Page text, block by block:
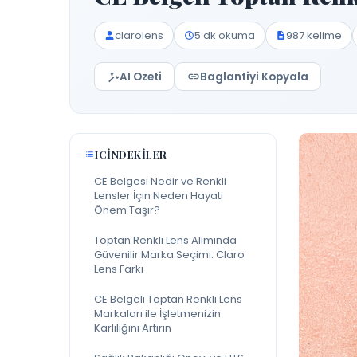
clarolens 5 dk okuma 987 kelime
AI Ozeti Baglantiyi Kopyala
ICINDEKILER
CE Belgesi Nedir ve Renkli
Lensler İçin Neden Hayati
Önem Taşır?
Toptan Renkli Lens Alımında
Güvenilir Marka Seçimi: Claro
Lens Farkı
CE Belgeli Toptan Renkli Lens
Markaları ile İşletmenizin
Karlılığını Artırın